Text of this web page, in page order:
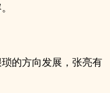
的方向发展，张亮有